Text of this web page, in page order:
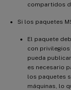
compartidos
Si los paquetes
El paquete
con
pueda
es necesario
los paquetes
máquinas, lo